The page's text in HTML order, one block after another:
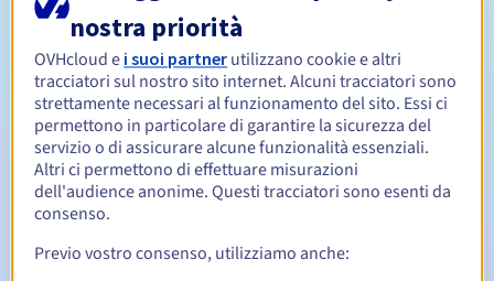
Periodo di rinnovo Da 1 a 10 anni
Redemption period 30 giorni
Notifiche automatiche:
nostra priorità
OVHcloud e i suoi partner utilizzano cookie e altri
tracciatori sul nostro sito internet. Alcuni tracciatori sono
strettamente necessari al funzionamento del sito. Essi ci
permettono in particolare di garantire la sicurezza del
servizio o di assicurare alcune funzionalità essenziali.
Altri ci permettono di effettuare misurazioni
dell'audience anonime. Questi tracciatori sono esenti da
consenso.
Previo vostro consenso, utilizziamo anche: